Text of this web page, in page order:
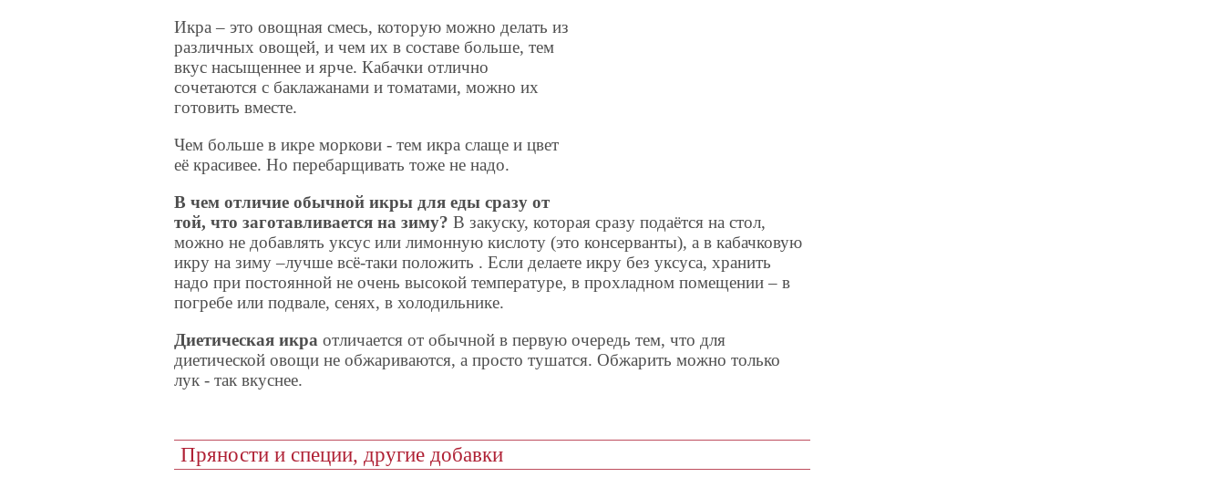
Икра – это овощная смесь, которую можно делать из
различных овощей, и чем их в составе больше, тем
вкус насыщеннее и ярче. Кабачки отлично
сочетаются с баклажанами и томатами, можно их
готовить вместе.
Чем больше в икре моркови - тем икра слаще и цвет
её красивее. Но перебарщивать тоже не надо.
В чем отличие обычной икры для еды сразу от
той, что заготавливается на зиму? В закуску, которая сразу подаётся на стол,
можно не добавлять уксус или лимонную кислоту (это консерванты), а в кабачковую
икру на зиму –лучше всё-таки положить . Если делаете икру без уксуса, хранить
надо при постоянной не очень высокой температуре, в прохладном помещении – в
погребе или подвале, сенях, в холодильнике.
Диетическая икра отличается от обычной в первую очередь тем, что для
диетической овощи не обжариваются, а просто тушатся. Обжарить можно только
лук - так вкуснее.
Пряности и специи, другие добавки